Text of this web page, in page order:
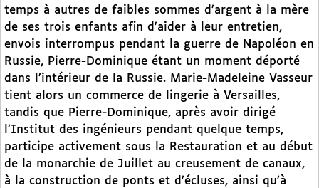
temps à autres de faibles sommes d’argent à la mère
de ses trois enfants afin d’aider à leur entretien,
envois interrompus pendant la guerre de Napoléon en
Russie, Pierre-Dominique étant un moment déporté
dans l’intérieur de la Russie. Marie-Madeleine Vasseur
tient alors un commerce de lingerie à Versailles,
tandis que Pierre-Dominique, après avoir dirigé
l’Institut des ingénieurs pendant quelque temps,
participe activement sous la Restauration et au début
de la monarchie de Juillet au creusement de canaux,
à la construction de ponts et d’écluses, ainsi qu’à